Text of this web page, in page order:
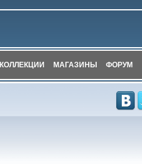
КОЛЛЕКЦИИ МАГАЗИНЫ ФОРУМ